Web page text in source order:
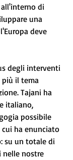
di
una
deve
degli interventi
più il tema
Tajani ha
italiano,
possibile
ha enunciato
su un totale di
nelle nostre